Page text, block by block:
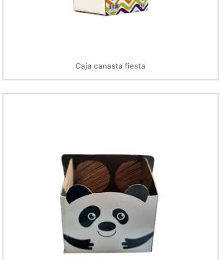
Caja canasta fiesta